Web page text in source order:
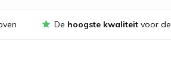
De hoogste kwaliteit voor de